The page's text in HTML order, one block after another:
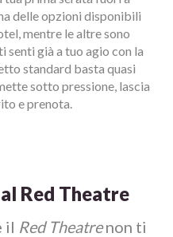
delle opzioni disponibili
mentre le altre sono
senti già a tuo agio con la
standard basta quasi
sotto pressione, lascia
e prenota.
Red Theatre
il Red Theatrenon ti